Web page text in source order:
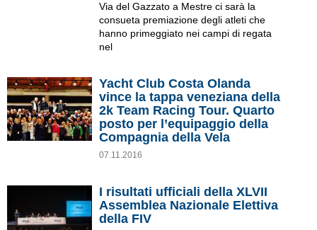
Via del Gazzato a Mestre ci sarà la
consueta premiazione degli atleti che
hanno primeggiato nei campi di regata
nel
Yacht Club Costa Olanda
vince la tappa veneziana della
2k Team Racing Tour. Quarto
posto per l’equipaggio della
Compagnia della Vela
07.11.2016
I risultati ufficiali della XLVII
Assemblea Nazionale Elettiva
della FIV